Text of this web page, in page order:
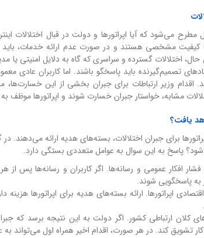
می‌شود که آیا اپراتورها و دولت در قبال اختلالات
کیفیت مشخصی هستند و در صورت عدم ارائه خدمات، باید
حال، اختلالات گسترده و سراسری که گاه به دلایل امنیتی
تصمیم‌گیرنده باید پاسخگو باشند. اما کاربران عادی
اقدام وزیر ارتباطات برای جبران بخشی از این خسارت‌ها،
مشابه، خواستار جبران خسارت شوند و اپراتورها موظف
یافت؟
برای جبران اختلالات، بسته‌های هدیه ارائه می‌دهند.
پاسخ به این سوال به عوامل متعددی بستگی دارد.
افکار عمومی و رسانه‌ها. اگر کاربران و رسانه‌ها پس از
پاسخگویی شوند.
اپراتورها. ارائه بسته‌های هدیه برای اپراتورها
کلان ارتباطی کشور. اگر دولت به این نتیجه برسد که
کار تشویق کند. در هر صورت، اقدام اخیر همراه اول